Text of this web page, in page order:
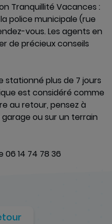
Tranquillité Vacances :
police municipale (rue
vous. Les agents en
de précieux conseils
stationné plus de 7 jours
est considéré comme
au retour, pensez à
ou sur un terrain
06 14 74 78 36